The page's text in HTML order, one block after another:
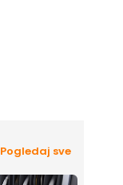
Pogledaj sve